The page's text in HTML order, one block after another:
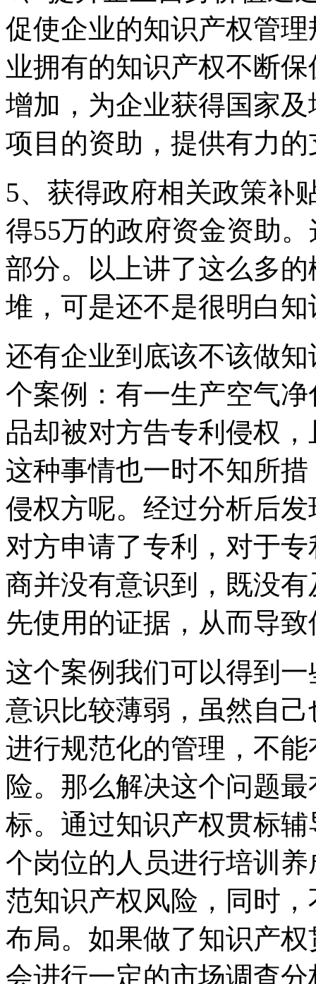
促使企业的知识产权管
业拥有的知识产权不断
增加，为企业获得国家
项目的资助，提供有力
5、获得政府相关政策补
得55万的政府资金资助
部分。以上讲了这么多
堆，可是还不是很明白
还有企业到底该不该做
个案例：有一生产空气
品却被对方告专利侵权
这种事情也一时不知所
侵权方呢。经过分析后
对方申请了专利，对于
商并没有意识到，既没
先使用的证据，从而导
这个案例我们可以得到
意识比较薄弱，虽然自
进行规范化的管理，不
险。那么解决这个问题
标。通过知识产权贯标
个岗位的人员进行培训
范知识产权风险，同时
布局。如果做了知识产
会进行一定的市场调查